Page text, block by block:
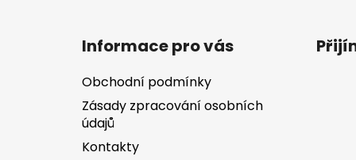
Informace pro vás
Obchodní podmínky
Zásady zpracování osobních
údajů
Kontakty